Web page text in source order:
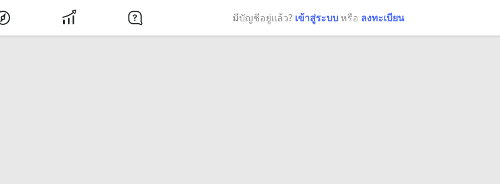
มีบัญชีอยู่แล้ว? เข้าสู่ระบบ หรือ ลงทะเบียน